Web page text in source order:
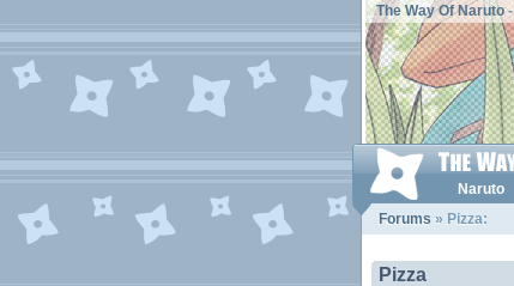
The Way Of Naruto-
Naruto
Forums » Pizza:
Pizza